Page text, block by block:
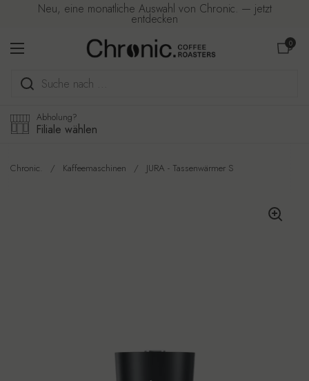
Zum Inhalt springen
Neu, eine monatliche Auswahl von Chronic. — jetzt
entdecken
Menü öffnen
Warenkorb
0
Abholung?
Filiale wählen
Chronic. / Kaffeemaschinen / JURA - Tassenwärmer S